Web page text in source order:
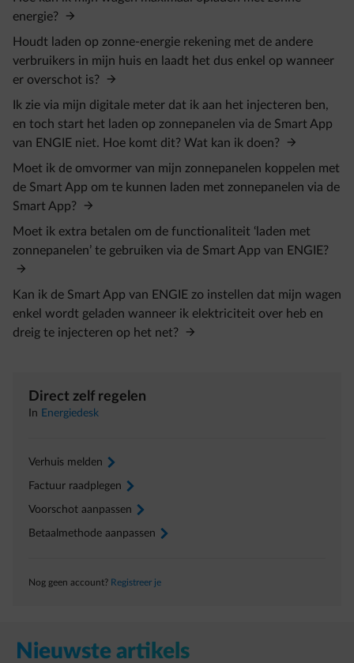
energie?
Houdt laden op zonne-energie rekening met de andere
verbruikers in mijn huis en laadt het dus enkel op wanneer
er overschot is?
Ik zie via mijn digitale meter dat ik aan het injecteren ben,
en toch start het laden op zonnepanelen via de Smart App
van ENGIE niet. Hoe komt dit? Wat kan ik doen?
Moet ik de omvormer van mijn zonnepanelen koppelen met
de Smart App om te kunnen laden met zonnepanelen via de
Smart App?
Moet ik extra betalen om de functionaliteit ‘laden met
zonnepanelen’ te gebruiken via de Smart App van ENGIE?
Kan ik de Smart App van ENGIE zo instellen dat mijn wagen
enkel wordt geladen wanneer ik elektriciteit over heb en
dreig te injecteren op het net?
Direct zelf regelen
In Energiedesk
Verhuis melden arrow-right
Factuur raadplegen arrow-right
Voorschot aanpassen arrow-right
Betaalmethode aanpassen arrow-right
Nog geen account? Registreer je
Nieuwste artikels